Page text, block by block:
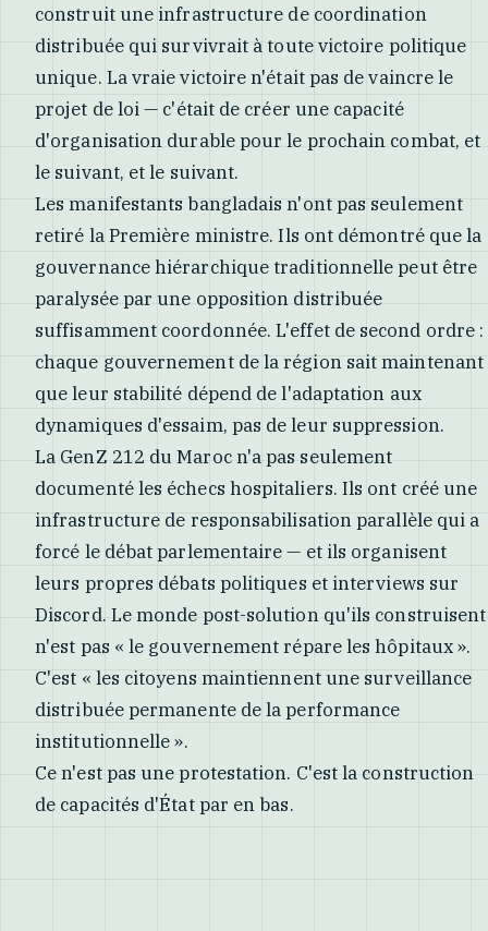
construit une infrastructure de coordination
distribuée qui survivrait à toute victoire politique
unique. La vraie victoire n'était pas de vaincre le
projet de loi — c'était de créer une capacité
d'organisation durable pour le prochain combat, et
le suivant, et le suivant.
Les manifestants bangladais n'ont pas seulement
retiré la Première ministre. Ils ont démontré que la
gouvernance hiérarchique traditionnelle peut être
paralysée par une opposition distribuée
suffisamment coordonnée. L'effet de second ordre :
chaque gouvernement de la région sait maintenant
que leur stabilité dépend de l'adaptation aux
dynamiques d'essaim, pas de leur suppression.
La GenZ 212 du Maroc n'a pas seulement
documenté les échecs hospitaliers. Ils ont créé une
infrastructure de responsabilisation parallèle qui a
forcé le débat parlementaire — et ils organisent
leurs propres débats politiques et interviews sur
Discord. Le monde post-solution qu'ils construisent
n'est pas « le gouvernement répare les hôpitaux ».
C'est « les citoyens maintiennent une surveillance
distribuée permanente de la performance
institutionnelle ».
Ce n'est pas une protestation. C'est la construction
de capacités d'État par en bas.